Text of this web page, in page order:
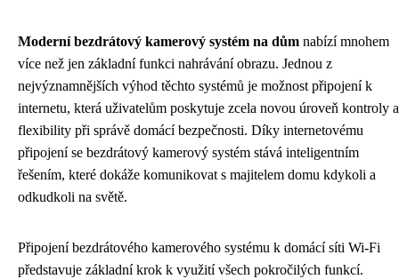
Moderní bezdrátový kamerový systém na dům nabízí mnohem
více než jen základní funkci nahrávání obrazu. Jednou z
nejvýznamnějších výhod těchto systémů je možnost připojení k
internetu, která uživatelům poskytuje zcela novou úroveň kontroly a
flexibility při správě domácí bezpečnosti. Díky internetovému
připojení se bezdrátový kamerový systém stává inteligentním
řešením, které dokáže komunikovat s majitelem domu kdykoli a
odkudkoli na světě.
Připojení bezdrátového kamerového systému k domácí síti Wi-Fi
představuje základní krok k využití všech pokročilých funkcí.